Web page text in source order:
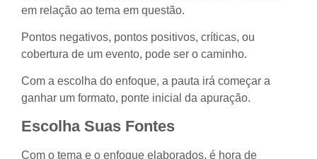
em relação ao tema em questão.
Pontos negativos, pontos positivos, críticas, ou
cobertura de um evento, pode ser o caminho.
Com a escolha do enfoque, a pauta irá começar a
ganhar um formato, ponte inicial da apuração.
Escolha Suas Fontes
Com o tema e o enfoque elaborados, é hora de